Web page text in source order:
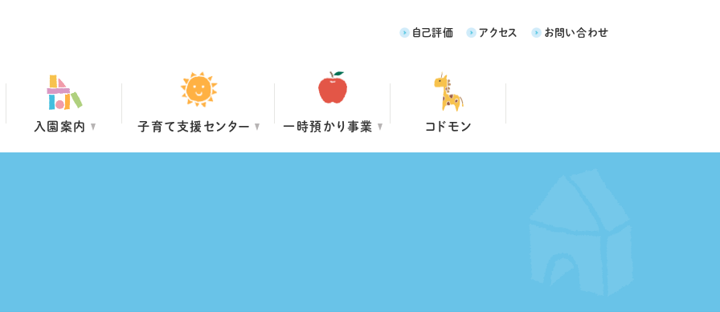
入園案内 子育て支援センター 一時預かり事業 コドモン
自己評価 アクセス お問い合わせ